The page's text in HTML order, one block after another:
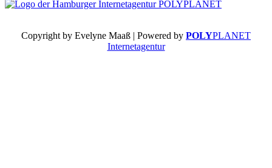
Copyright by Evelyne Maaß | Powered by POLYPLANET
Internetagentur